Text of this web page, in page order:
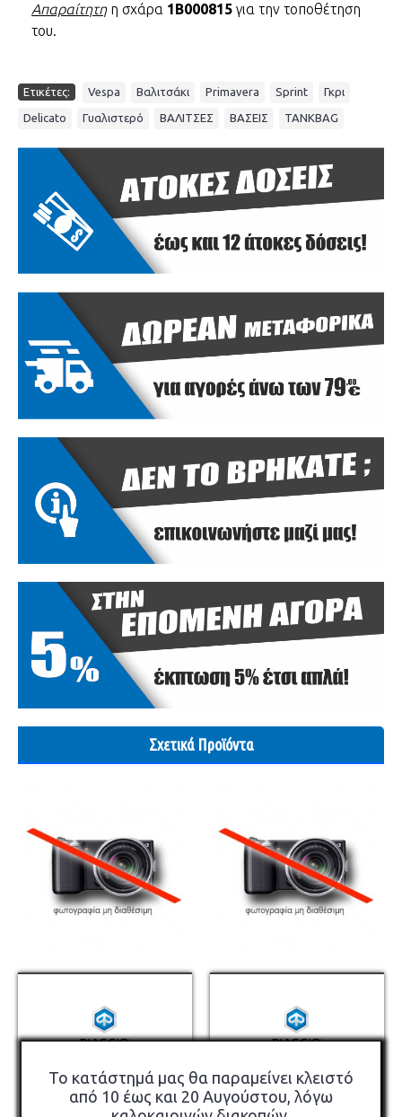
Το κατάστημά μας θα παραμείνει κλειστό
από 10 έως και 20 Αυγούστου, λόγω
Απαραίτητη η σχάρα 1B000815 για την τοποθέτηση
του.
Ετικέτες: Vespa Βαλιτσάκι Primavera Sprint Γκρι
Delicato Γυαλιστερό ΒΑΛΙΤΣΕΣ ΒΑΣΕΙΣ TANKBAG
Σχετικά Προϊόντα
Piaggio Καπάκι Βαλίτσας MP3
310 S 32LT Μαύρο Ματ NI
Piaggio Καπάκι Βαλίτσας MP3
310 S 32LT Γκρι G18